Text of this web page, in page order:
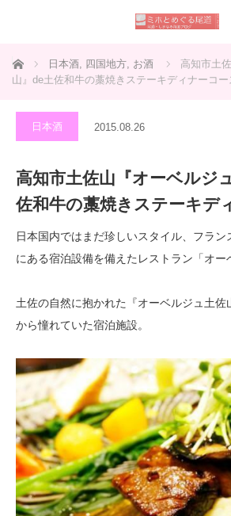
ホーム 日本酒, 四国地方, お酒
高知市土
山』de土佐和牛の藁焼きステーキディナーコー
日本酒 2015.08.26
高知市土佐山『オーベルジ
佐和牛の藁焼きステーキデ
日本国内ではまだ珍しいスタイル、フラ
にある宿泊設備を備えたレストラン「オー
土佐の自然に抱かれた『オーベルジュ土佐
から憧れていた宿泊施設。